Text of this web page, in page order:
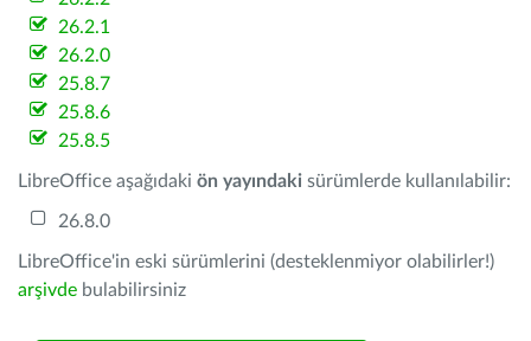
26.2.1
26.2.0
25.8.7
25.8.6
25.8.5
LibreOffice aşağıdaki ön yayındaki sürümlerde kullanılabilir:
26.8.0
LibreOffice'in eski sürümlerini (desteklenmiyor olabilirler!)
arşivde bulabilirsiniz